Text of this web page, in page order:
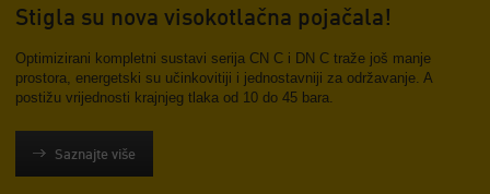
-
Tvrtka
-
Pregled
Stigla su nova visokotlačna pojačala!
Optimizirani kompletni sustavi serija CN C i DN C traže još manje
prostora, energetski su učinkovitiji i jednostavniji za održavanje. A
postižu vrijednosti krajnjeg tlaka od 10 do 45 bara.
Saznajte više